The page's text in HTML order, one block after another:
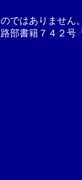
ではありませ
部書籍７４２